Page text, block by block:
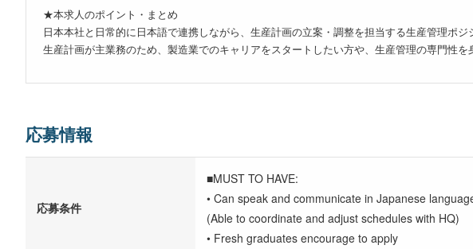
★本求人のポイント・まとめ
日本本社と日常的に日本語で連携しながら、生産計画の立案・調整を担当する生産管理ポ
生産計画が主業務のため、製造業でのキャリアをスタートしたい方や、生産管理の専門性を
応募情報
応募条件
■MUST TO HAVE:
• Can speak and communicate in Japanese
(Able to coordinate and adjust schedules with HQ)
• Fresh graduates encourage to apply